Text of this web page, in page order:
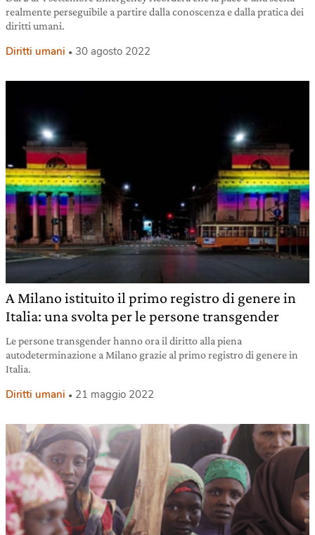
realmente perseguibile a partire dalla conoscenza e dalla pratica dei
diritti umani.
Diritti umani 30 agosto 2022
A Milano istituito il primo registro di genere in
Italia: una svolta per le persone transgender
Le persone transgender hanno ora il diritto alla piena
autodeterminazione a Milano grazie al primo registro di genere in
Italia.
Diritti umani 21 maggio 2022